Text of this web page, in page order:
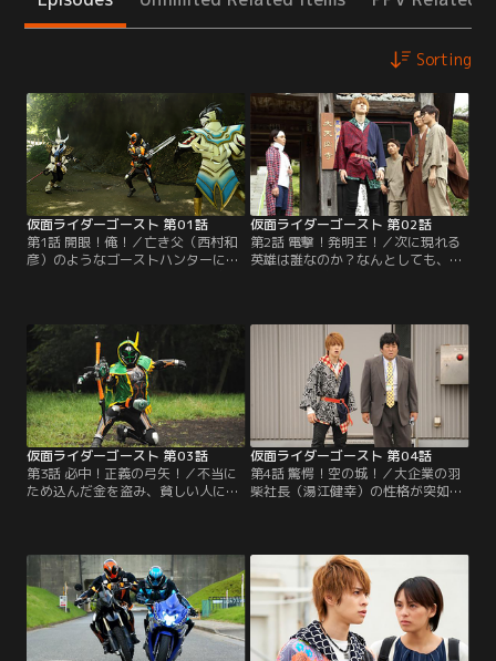
Sorting
仮面ライダーゴースト 第01話
第1話 開眼！俺！／亡き父（西村和
彦）のようなゴーストハンターにな
折、街では奇妙な事件が続発。タケ
ルのもとには父から眼魂（アイコ
ン）が届けられる。その眼魂を手に
したタケルは、2体のゴースト、眼
魔（ガンマ）に襲われ命を落として
しまう。
仮面ライダーゴースト 第02話
第2話 電撃！発明王！／次に現れる
英雄は誰なのか？なんとしても、あ
ン」という言葉を残して消えてしま
う。奇妙な発明に熱中する発明家・
園田（南部虎弾）の研究所の周辺で
奇妙な現象が続発。園田がエジソン
に心酔していることを知り…。
仮面ライダーゴースト 第03話
第3話 必中！正義の弓矢！／不当に
ため込んだ金を盗み、貧しい人に配
ンフッド」に例えて義賊と賞賛。理
不尽な暴力で父の命を奪われていた
マリは、隠れた悪に敵意を抱いてい
た。リトルジョンから美術品を守っ
て欲しいという依頼が不可思議現象
研究所に舞い込んだ。
仮面ライダーゴースト 第04話
第4話 驚愕！空の城！／大企業の羽
柴社長（湯江健幸）の性格が突如横
始。タケルは社内でブック眼魔（ガ
ンマ）を発見、ゴーストに変身する
が取り逃がしてしまう。調査を続け
たタケルは、羽柴が秘書の理沙（渡
辺舞）によってたきつけられ…。